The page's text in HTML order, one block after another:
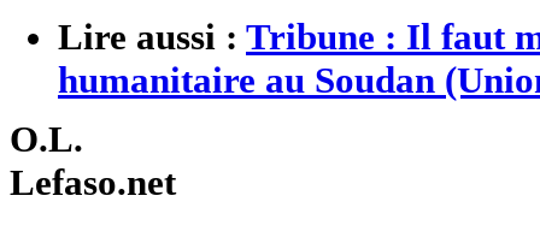
Lire aussi : Tribune : Il faut
humanitaire au Soudan
O.L.
Lefaso.net